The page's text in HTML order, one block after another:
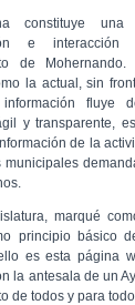
constituye
e
de
la actual, sin
fluye
y transparente,
de la
municipales
marqué
principio básico
es esta página
la antesala de un
de todos y para